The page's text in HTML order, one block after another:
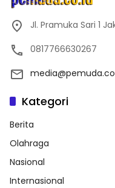
Jl. Pramuka Sari 1
0817766630267
Kategori
Berita
Olahraga
Nasional
Internasional